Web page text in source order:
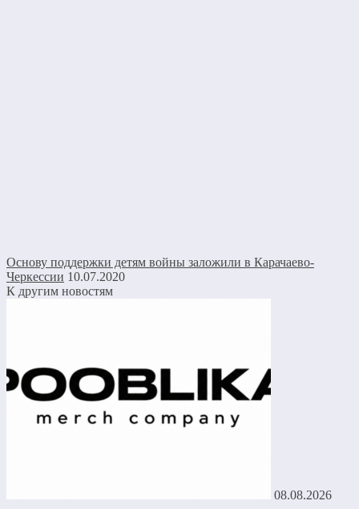
Основу поддержки детям войны заложили в Карачаево-
Черкессии 10.07.2020
К другим новостям
08.08.2026